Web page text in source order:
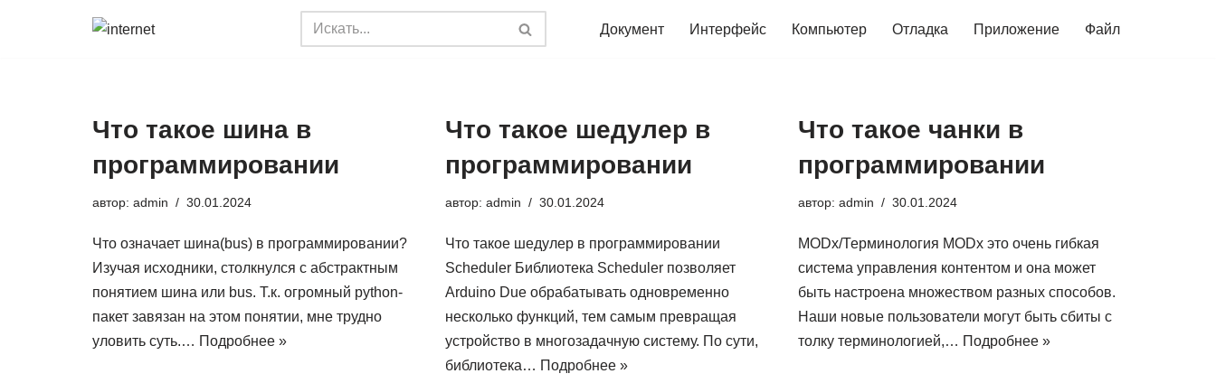
Документ Интерфейс Компьютер Отладка Приложение Файл
Что такое шина в
программировании
автор: admin 30.01.2024
Что означает шина(bus) в программировании?
Изучая исходники, столкнулся с абстрактным
понятием шина или bus. Т.к. огромный python-
пакет завязан на этом понятии, мне трудно
уловить суть.… Подробнее »
Что такое шедулер в
программировании
автор: admin 30.01.2024
Что такое шедулер в программировании
Scheduler Библиотека Scheduler позволяет
Arduino Due обрабатывать одновременно
несколько функций, тем самым превращая
устройство в многозадачную систему. По сути,
библиотека… Подробнее »
Что такое чанки в
программировании
автор: admin 30.01.2024
MODx/Терминология MODx это очень гибкая
система управления контентом и она может
быть настроена множеством разных способов.
Наши новые пользователи могут быть сбиты с
толку терминологией,… Подробнее »